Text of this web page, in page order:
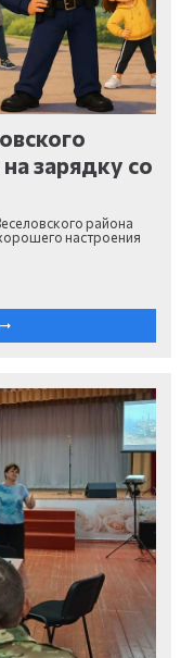
зарядку со
района
настроения